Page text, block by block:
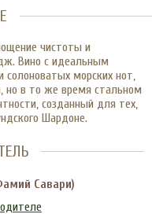
чистоты и
Вино с идеальным
солоноватых морских нот,
но в то же время стальном
созданный для тех,
Шардоне.
Савари)